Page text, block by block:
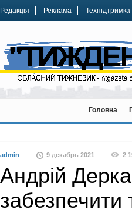
Редакція Реклама Техпідтримка
Головна
admin 9 декабрь 2021 2
Андрій
забезпечити